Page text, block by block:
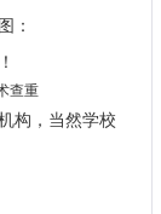
：
查重
构，当然学校